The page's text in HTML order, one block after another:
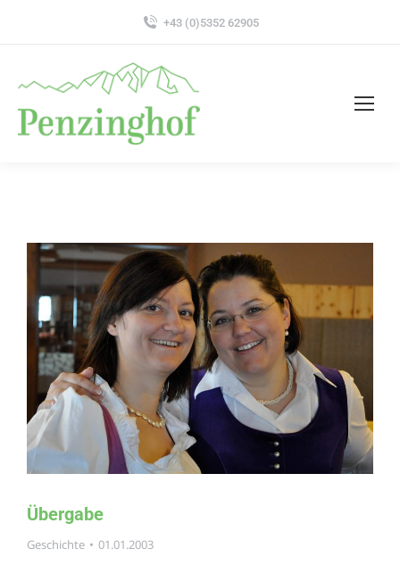
+43 (0)5352 62905
Übergabe
Geschichte 01.01.2003